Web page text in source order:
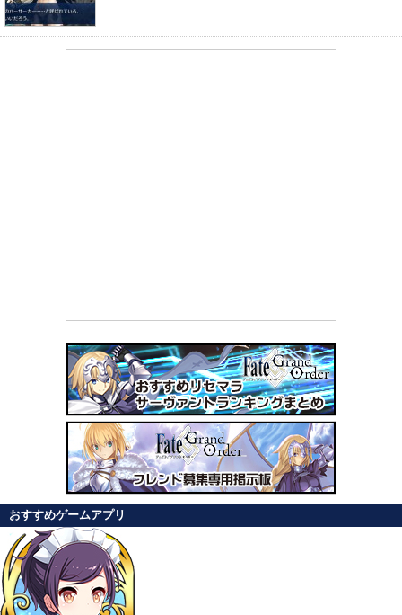
おすすめゲームアプリ